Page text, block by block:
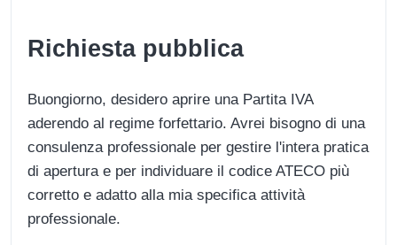
Richiesta pubblica
Buongiorno, desidero aprire una Partita IVA
aderendo al regime forfettario. Avrei bisogno di una
consulenza professionale per gestire l'intera pratica
di apertura e per individuare il codice ATECO più
corretto e adatto alla mia specifica attività
professionale.